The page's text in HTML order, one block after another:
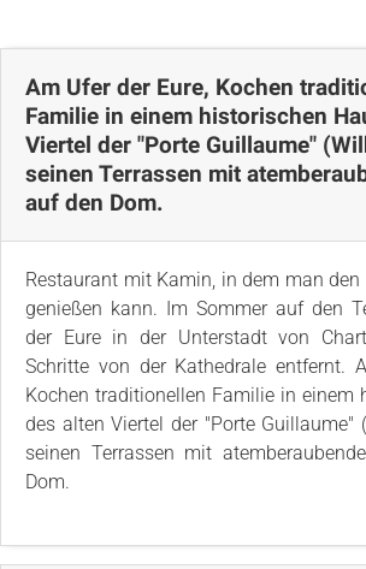
Am Ufer der Eure, Kochen
Familie in einem historischen
Viertel der "Porte Guillaume"
seinen Terrassen mit
auf den Dom.
Restaurant mit Kamin, in dem man
genießen kann. Im Sommer auf den
der Eure in der Unterstadt von
Schritte von der Kathedrale entfernt.
Kochen traditionellen Familie in einem
des alten Viertel der "Porte Guillaume"
seinen Terrassen mit
Dom.